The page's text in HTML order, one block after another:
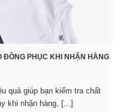
ĐỒNG PHỤC KHI NHẬN HÀNG
quả giúp bạn kiểm tra chất
khi nhận hàng, [...]